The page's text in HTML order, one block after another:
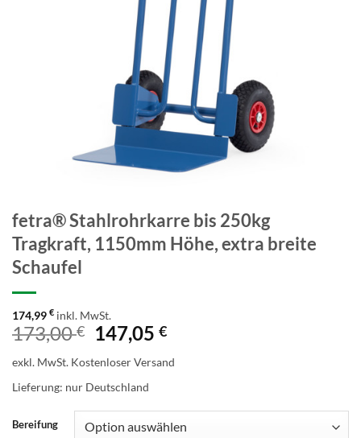
fetra® Stahlrohrkarre bis 250kg
Tragkraft, 1150mm Höhe, extra breite
Schaufel
174,99 € inkl. MwSt.
173,00€
Ursprünglicher
Preis
war:
173,00 €
147,05€Aktueller
ist:
exkl. MwSt. Kostenloser Versand
Lieferung: nur Deutschland
Bereifung